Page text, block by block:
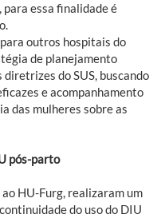
essa finalidade é
outros hospitais do
de planejamento
do SUS, buscando
e acompanhamento
das mulheres sobre as
pós-parto
HU-Furg, realizaram um
do uso do DIU